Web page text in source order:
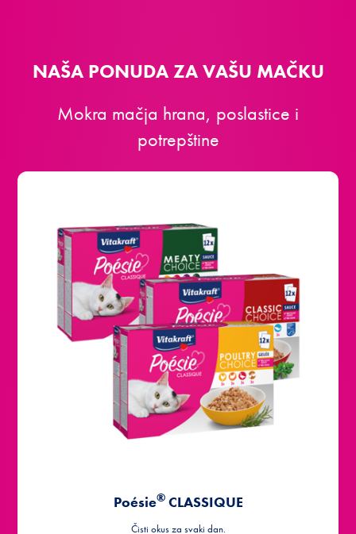
NAŠA PONUDA ZA VAŠU MAČKU
Mokra mačja hrana, poslastice i
potrepštine